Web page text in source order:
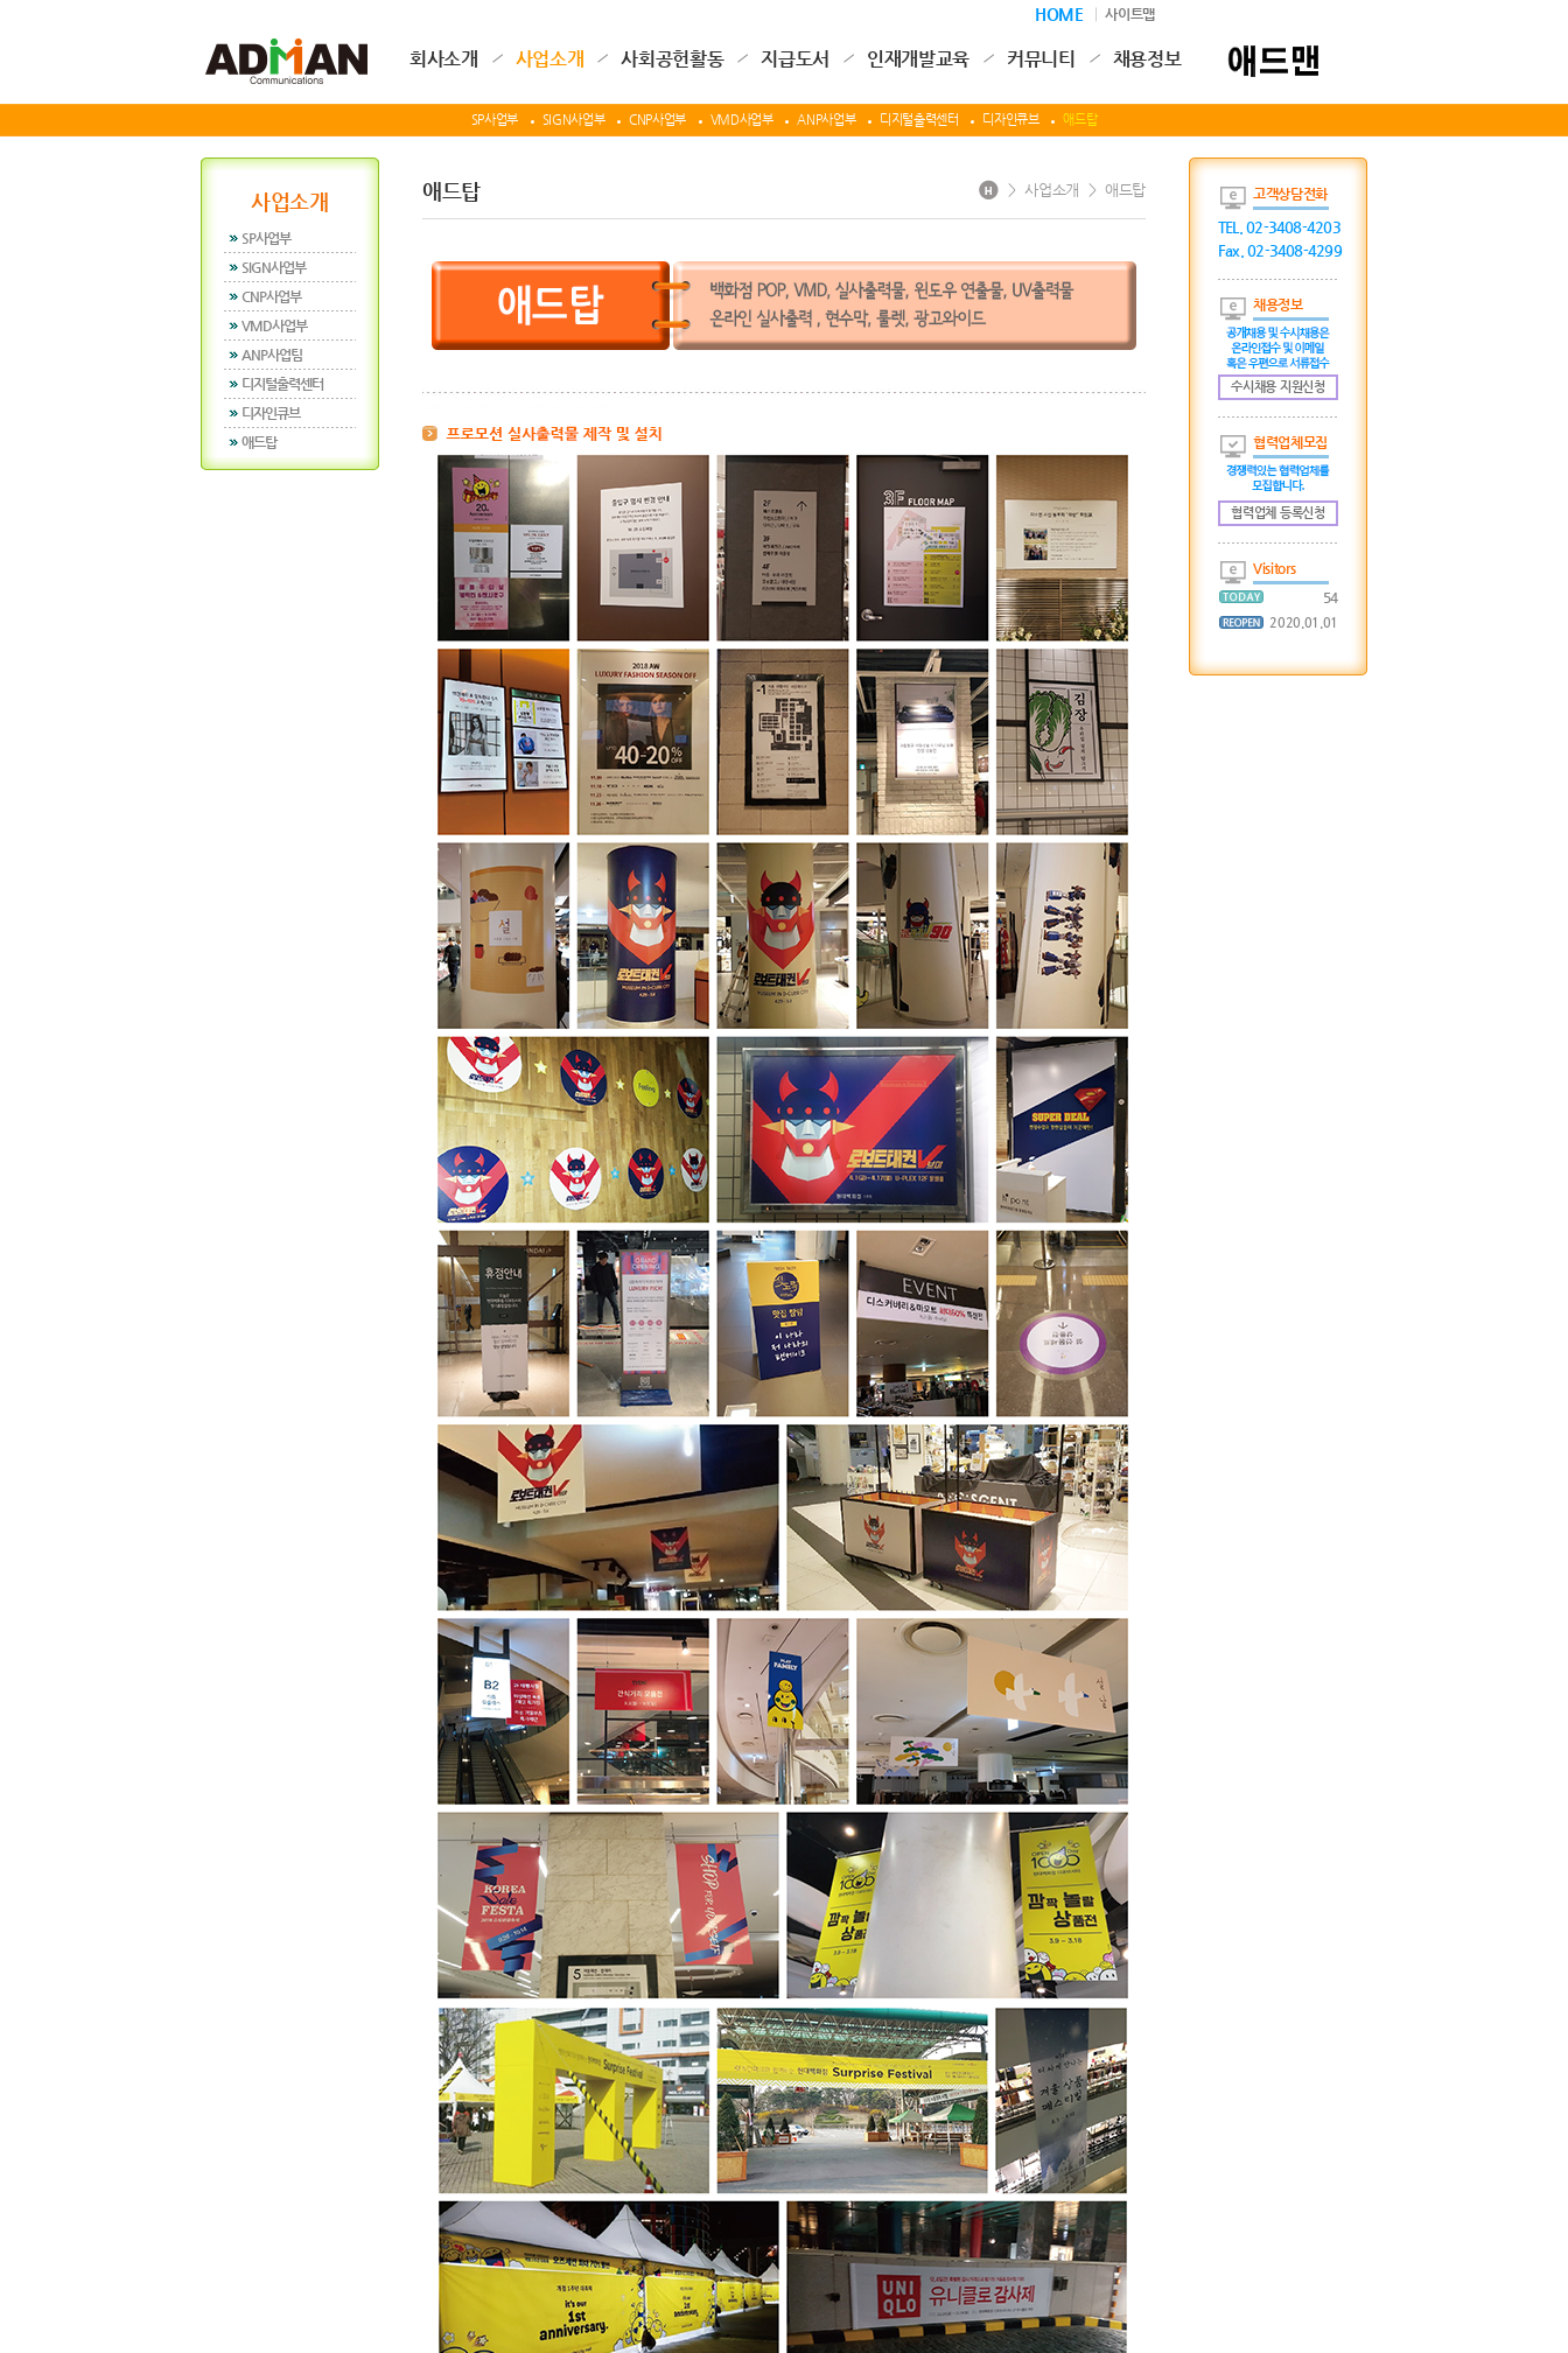
회사소개
SP사업부 SIGN사업부 CNP사업부 VMD사업부 ANP사업부 디지털출력센터 디자인큐브 애드탑
사업소개 사회공헌활동 지급도서 인재개발교육 커뮤니티 채용정보
HOME │ 사이트맵
사업소개
SP사업부
SIGN사업부
CNP사업부
VMD사업부
ANP사업팀
디지털출력센터
디자인큐브
애드탑
고객상담전화
TEL. 02-3408-4203
Fax. 02-3408-4299
채용정보
수시채용 지원신청
협력업체모집
협력업체 등록신청
Visitors
54
2020.01.01
애드탑 > 사업소개 > 애드탑